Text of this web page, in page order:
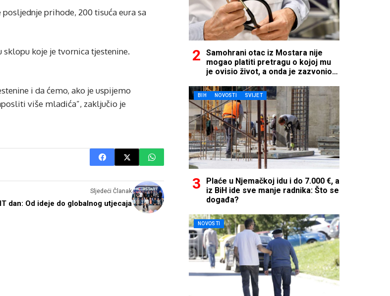
prihode, 200 tisuća eura sa
koje je tvornica tjestenine.
i da ćemo, ako je uspijemo
više mladića”, zaključio je
Sljedeći Članak
dan: Od ideje do globalnog utjecaja
Samohrani otac iz Mostara nije
mogao platiti pretragu o kojoj mu
je ovisio život, a onda je zazvonio
BIH NOVOSTI SVIJET
Plaće u Njemačkoj idu i do 7.000 €, a
iz BiH ide sve manje radnika: Što se
događa?
NOVOSTI